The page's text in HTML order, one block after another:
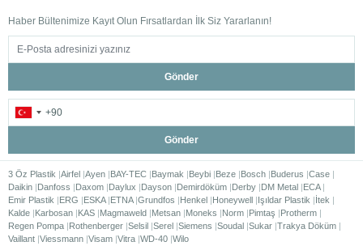
Haber Bültenimize Kayıt Olun Fırsatlardan İlk Siz Yararlanın!
Gönder
Gönder
3 Öz Plastik Airfel Ayen BAY-TEC Baymak Beybi Beze Bosch Buderus Case
Daikin Danfoss Daxom Daylux Dayson Demirdöküm Derby DM Metal ECA
Emir Plastik
ERG ESKA ETNA Grundfos Henkel Honeywell Işıldar Plastik
İtek
Kalde Karbosan KAS Magmaweld Metsan Moneks Norm Pimtaş
Protherm
Regen Pompa Rothenberger Selsil Serel Siemens Soudal Sukar Trakya Döküm
Vaillant Viessmann Visam Vitra WD-40 Wilo